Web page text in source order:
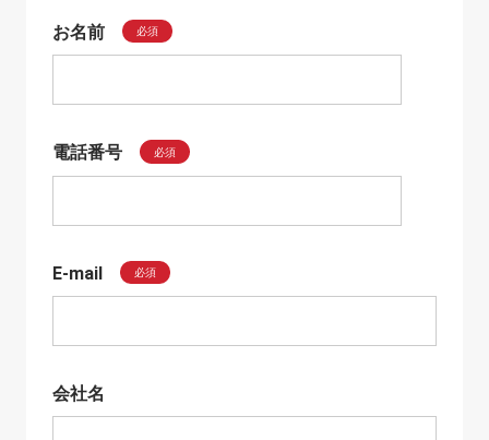
お名前 必須
電話番号 必須
E-mail 必須
会社名